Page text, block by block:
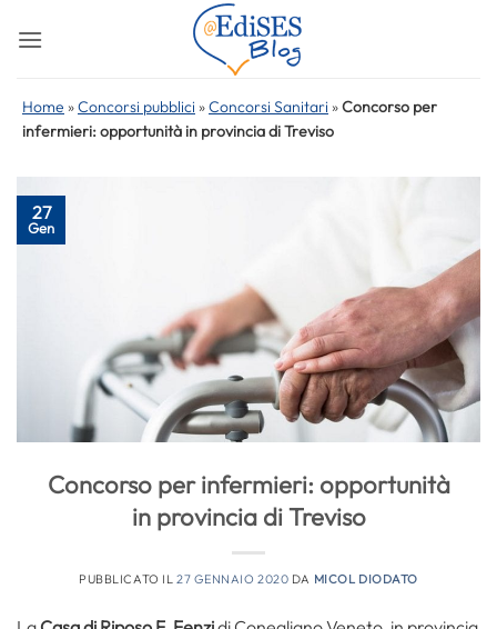
Home »Concorsi pubblici »Concorsi Sanitari »Concorso per
infermieri: opportunità in provincia di Treviso
27
Gen
Concorso per infermieri: opportunità
in provincia di Treviso
PUBBLICATO IL 27 GENNAIO 2020 DA MICOL DIODATO